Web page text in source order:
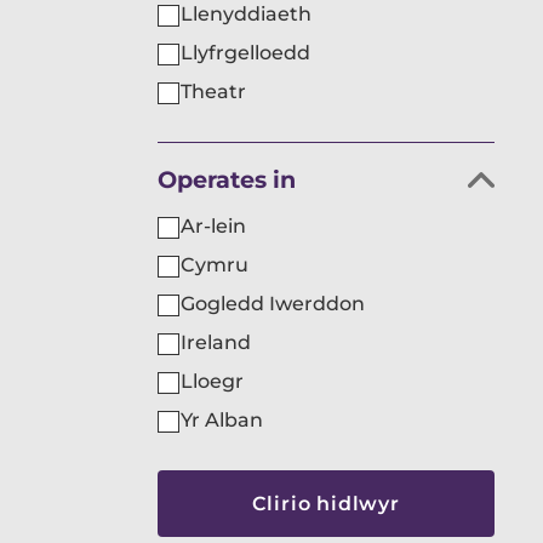
Llenyddiaeth
Llyfrgelloedd
Theatr
Hidlo
sefydliadau
yn
ôl
Operates in
Ar-lein
Cymru
Gogledd Iwerddon
Ireland
Lloegr
Yr Alban